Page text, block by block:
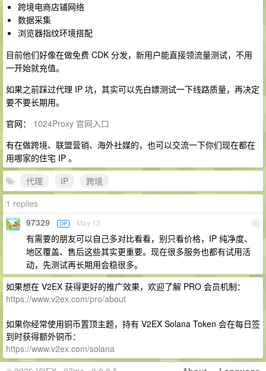
跨境电商店铺网络
数据采集
浏览器指纹环境搭配
目前他们好像在做免费 CDK 分发，新用户能直接领流量测试，不用
一开始就充值。
如果之前踩过代理 IP 坑，其实可以先白嫖测试一下线路质量，再决定
要不要长期用。
官网： 1024Proxy 官网入口
有在做跨境、联盟营销、海外社媒的，也可以交流一下你们现在都在
用哪家的住宅 IP 。
代理
IP
跨境
1 replies
1
97329 OP May 12
有需要的朋友可以自己多对比看看，别只看价格，IP 纯净度、
地区覆盖、售后这些其实更重要。现在很多服务也都有试用活
动，先测试再长期用会稳很多。
如果想在 V2EX 获得更好的推广效果，欢迎了解 PRO 会员机制：
https://www.v2ex.com/pro/about
如果你经常使用铜币置顶主题，持有 V2EX Solana Token 会在每日签
到时获得额外铜币：
https://www.v2ex.com/solana